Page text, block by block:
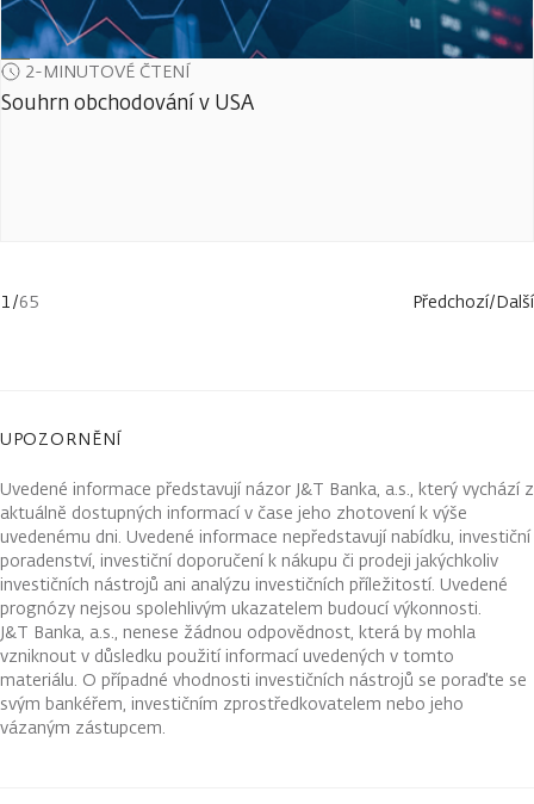
2-MINUTOVÉ ČTENÍ
Souhrn obchodování v USA
1/65 Předchozí/Další
UPOZORNĚNÍ
Uvedené informace představují názor J&T Banka, a.s., který vychází z
aktuálně dostupných informací v čase jeho zhotovení k výše
uvedenému dni. Uvedené informace nepředstavují nabídku, investiční
poradenství, investiční doporučení k nákupu či prodeji jakýchkoliv
investičních nástrojů ani analýzu investičních příležitostí. Uvedené
prognózy nejsou spolehlivým ukazatelem budoucí výkonnosti.
J&T Banka, a.s., nenese žádnou odpovědnost, která by mohla
vzniknout v důsledku použití informací uvedených v tomto
materiálu. O případné vhodnosti investičních nástrojů se poraďte se
svým bankéřem, investičním zprostředkovatelem nebo jeho
vázaným zástupcem.